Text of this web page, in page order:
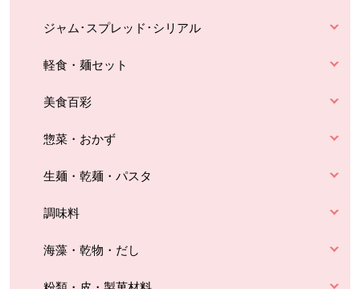
ジャム･スプレッド･シリアル
軽食・麺セット
美食百彩
惣菜・おかず
生麺・乾麺・パスタ
調味料
海藻・乾物・だし